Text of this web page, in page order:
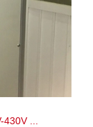
...